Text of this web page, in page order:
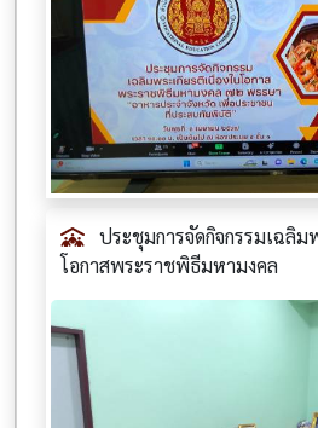
ประชุมการจัดกิจกรรมเฉลิม
โอกาสพระราชพิธีมหามงคล